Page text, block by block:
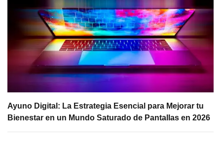
Ayuno Digital: La Estrategia Esencial para Mejorar tu
Bienestar en un Mundo Saturado de Pantallas en 2026